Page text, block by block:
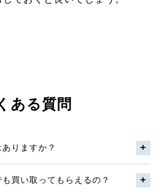
ある質問
りますか？
買い取ってもらえるの？